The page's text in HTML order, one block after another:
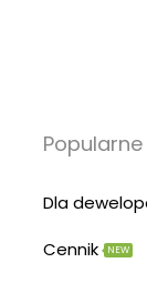
Popularne
Dla
Cennik NEW